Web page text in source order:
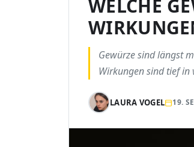
WELCHE
Gewürze sind längst
Wirkungen sind tief in
LAURA VOGEL 19.